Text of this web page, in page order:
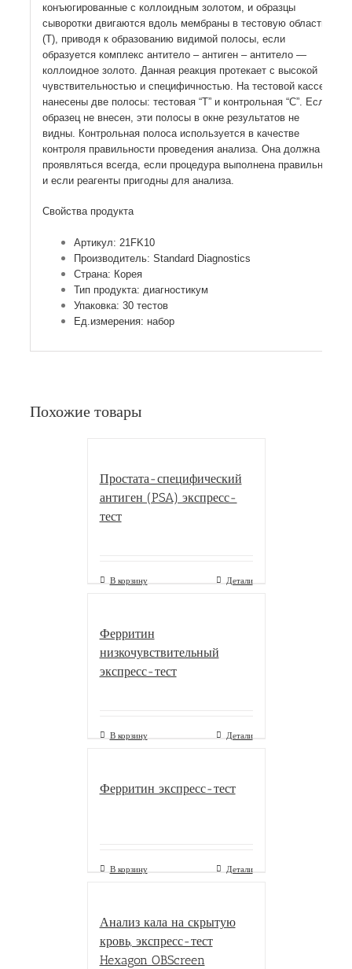
конъюгированные с коллоидным золотом, и образцы
сыворотки двигаются вдоль мембраны в тестовую область
(Т), приводя к образованию видимой полосы, если
образуется комплекс антитело – антиген – антитело —
коллоидное золото. Данная реакция протекает с высокой
чувствительностью и специфичностью. На тестовой кассете
нанесены две полосы: тестовая “T” и контрольная “C”. Если
образец не внесен, эти полосы в окне результатов не
видны. Контрольная полоса используется в качестве
контроля правильности проведения анализа. Она должна
проявляться всегда, если процедура выполнена правильно
и если реагенты пригодны для анализа.
Свойства продукта
Артикул: 21FK10
Производитель: Standard Diagnostics
Страна: Корея
Тип продукта: диагностикум
Упаковка: 30 тестов
Ед.измерения: набор
Похожие товары
Простата-специфический
антиген (PSA) экспресс-
тест
В корзину Детали
Ферритин
низкочувствительный
экспресс-тест
В корзину Детали
Ферритин экспресс-тест
В корзину Детали
Анализ кала на скрытую
кровь, экспресс-тест
Hexagon OBScreen